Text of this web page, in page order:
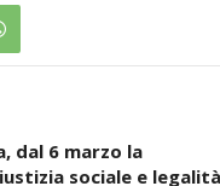
dal 6 marzo la
sociale e legalità